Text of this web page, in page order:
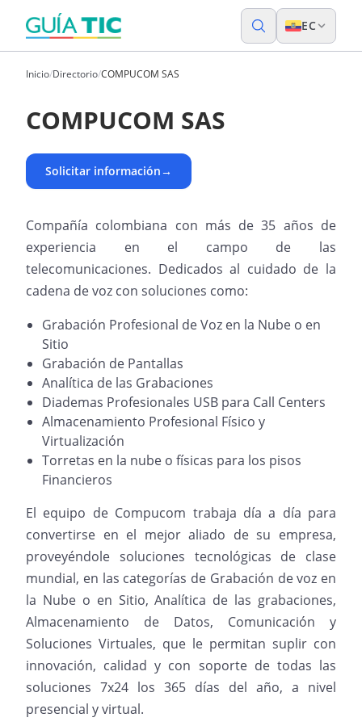
EC
Inicio/Directorio/COMPUCOM SAS
COMPUCOM SAS
Solicitar información→
Compañía colombiana con más de 35 años de
experiencia en el campo de las
telecomunicaciones. Dedicados al cuidado de la
cadena de voz con soluciones como:
Grabación Profesional de Voz en la Nube o en
Sitio
Grabación de Pantallas
Analítica de las Grabaciones
Diademas Profesionales USB para Call Centers
Almacenamiento Profesional Físico y
Virtualización
Torretas en la nube o físicas para los pisos
Financieros
El equipo de Compucom trabaja día a día para
convertirse en el mejor aliado de su empresa,
proveyéndole soluciones tecnológicas de clase
mundial, en las categorías de Grabación de voz en
la Nube o en Sitio, Analítica de las grabaciones,
Almacenamiento de Datos, Comunicación y
Soluciones Virtuales, que le permitan suplir con
innovación, calidad y con soporte de todas las
soluciones 7x24 los 365 días del año, a nivel
presencial y virtual.